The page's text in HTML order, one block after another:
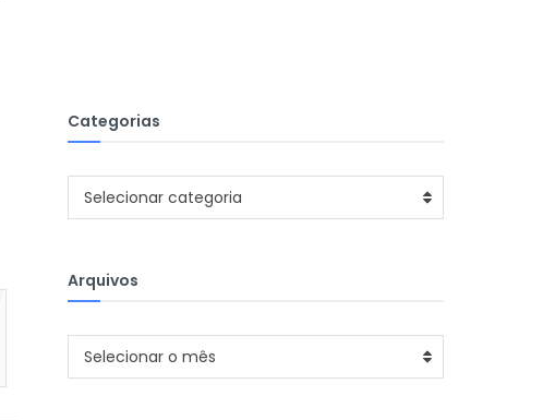
Categorias
Categorias
Selecionar categoria
Arquivos
Arquivos
Selecionar o mês